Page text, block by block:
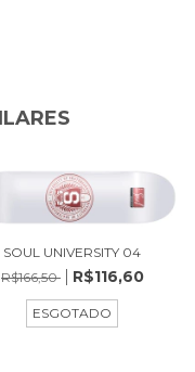
SOUL UNIVERSITY 04
R$166,50
R$116,60
ESGOTADO